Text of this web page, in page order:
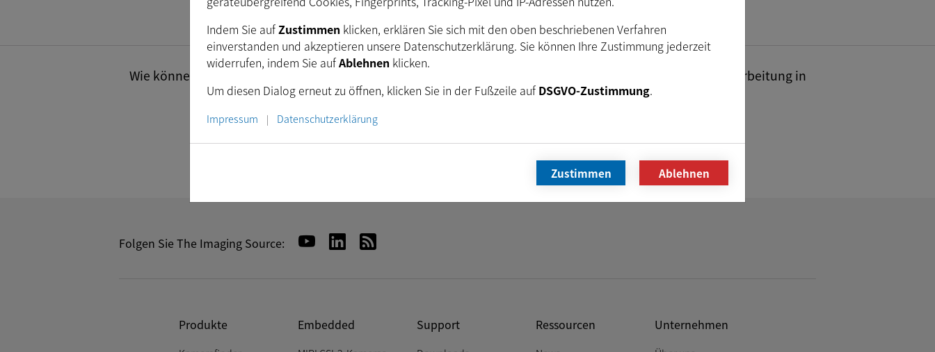
Wie können wir Ihnen helfen? Setzen Sie sich noch heute mit unseren Ingenieuren für industrielle Bildverarbeitung in
Verbindung.
Newsletter
Folgen Sie The Imaging Source:
Produkte Embedded Support Ressourcen Unternehmen
Indem Sie aufZustimmen klicken, erklären Sie sich mit den oben beschriebenen Verfahren
einverstanden und akzeptieren unsere Datenschutzerklärung. Sie können Ihre Zustimmung jederzeit
widerrufen, indem Sie aufAblehnen klicken.
Um diesen Dialog erneut zu öffnen, klicken Sie in der Fußzeile auf DSGVO-Zustimmung.
Impressum | Datenschutzerklärung
Zustimmen Ablehnen